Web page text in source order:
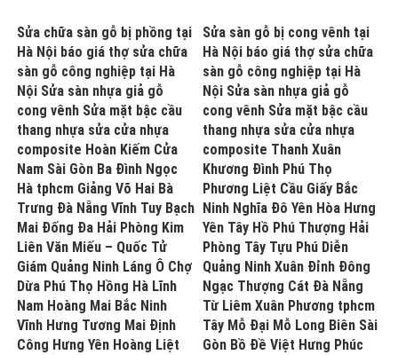
Sửa chữa sàn gỗ bị phồng tại
Hà Nội báo giá thợ sửa chữa
sàn gỗ công nghiệp tại Hà
Nội Sửa sàn nhựa giả gỗ
cong vênh Sửa mặt bậc cầu
thang nhựa sửa cửa nhựa
composite Hoàn Kiếm Cửa
Nam Sài Gòn Ba Đình Ngọc
Hà tphcm Giảng Võ Hai Bà
Trưng Đà Nẵng Vĩnh Tuy Bạch
Mai Đống Đa Hải Phòng Kim
Liên Văn Miếu – Quốc Tử
Giám Quảng Ninh Láng Ô Chợ
Dừa Phú Thọ Hồng Hà Lĩnh
Nam Hoàng Mai Bắc Ninh
Vĩnh Hưng Tương Mai Định
Công Hưng Yên Hoàng Liệt
Sửa sàn gỗ bị cong vênh tại
Hà Nội báo giá thợ sửa chữa
sàn gỗ công nghiệp tại Hà
Nội Sửa sàn nhựa giả gỗ
cong vênh Sửa mặt bậc cầu
thang nhựa sửa cửa nhựa
composite Thanh Xuân
Khương Đình Phú Thọ
Phương Liệt Cầu Giấy Bắc
Ninh Nghĩa Đô Yên Hòa Hưng
Yên Tây Hồ Phú Thượng Hải
Phòng Tây Tựu Phú Diễn
Quảng Ninh Xuân Đỉnh Đông
Ngạc Thượng Cát Đà Nẵng
Từ Liêm Xuân Phương tphcm
Tây Mỗ Đại Mỗ Long Biên Sài
Gòn Bồ Đề Việt Hưng Phúc